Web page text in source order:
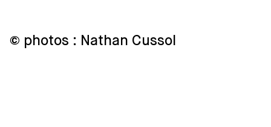
© photos : Nathan Cussol